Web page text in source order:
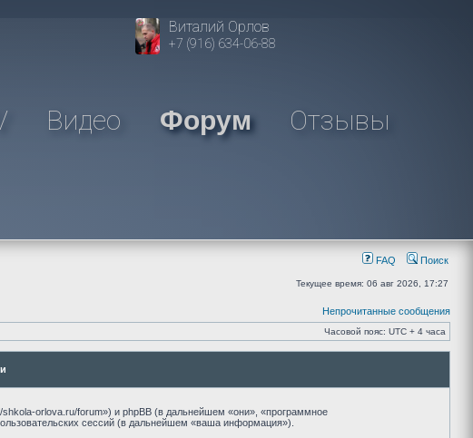
Виталий Орлов
+7 (916) 634-06-88
Видео Форум Отзывы
FAQ Поиск
Текущее время: 06 авг 2026, 17:27
Непрочитанные сообщения
Часовой пояс: UTC + 4 часа
orlova.ru/forum») и phpBB (в дальнейшем «они», «программное
сессий (в дальнейшем «ваша информация»).